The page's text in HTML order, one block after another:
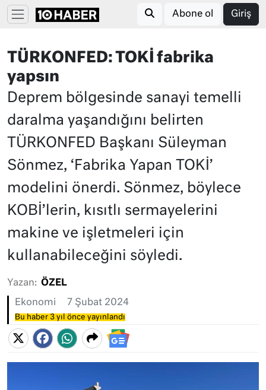
Abone ol Giriş
TÜRKONFED: TOKİ fabrika
yapsın
Deprem bölgesinde sanayi temelli
daralma yaşandığını belirten
TÜRKONFED Başkanı Süleyman
Sönmez, ‘Fabrika Yapan TOKİ’
modelini önerdi. Sönmez, böylece
KOBİ’lerin, kısıtlı sermayelerini
makine ve işletmeleri için
kullanabileceğini söyledi.
Yazan: ÖZEL
Ekonomi 7 Şubat 2024
Bu haber 3 yıl önce yayınlandı